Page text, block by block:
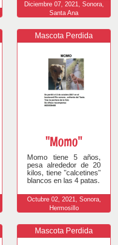
Diciembre 07, 2021, Sonora,
Santa Ana
Mascota Perdida
"Momo"
Momo tiene 5 años,
pesa alrededor de 20
kilos, tiene "calcetines"
blancos en las 4 patas.
Octubre 02, 2021, Sonora,
Hermosillo
Mascota Perdida